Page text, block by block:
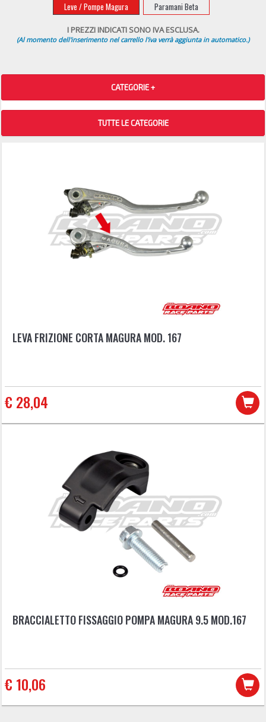
Leve / Pompe Magura
Paramani Beta
I PREZZI INDICATI SONO IVA ESCLUSA.
(Al momento dell'inserimento nel carrello l'iva verrà aggiunta in automatico.)
CATEGORIE +
TUTTE LE CATEGORIE
LEVA FRIZIONE CORTA MAGURA MOD. 167
€ 28,04
BRACCIALETTO FISSAGGIO POMPA MAGURA 9.5 MOD.167
€ 10,06